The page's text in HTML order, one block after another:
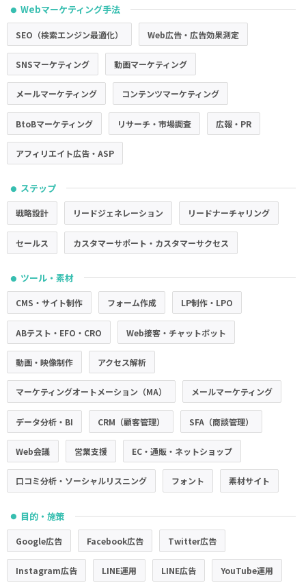
● Webマーケティング手法
SEO（検索エンジン最適化） Web広告・広告効果測定
SNSマーケティング 動画マーケティング
メールマーケティング コンテンツマーケティング
BtoBマーケティング リサーチ・市場調査 広報・PR
アフィリエイト広告・ASP
● ステップ
戦略設計 リードジェネレーション リードナーチャリング
セールス カスタマーサポート・カスタマーサクセス
● ツール・素材
CMS・サイト制作 フォーム作成 LP制作・LPO
ABテスト・EFO・CRO Web接客・チャットボット
動画・映像制作 アクセス解析
マーケティングオートメーション（MA） メールマーケティング
データ分析・BI CRM（顧客管理） SFA（商談管理）
Web会議 営業支援 EC・通販・ネットショップ
口コミ分析・ソーシャルリスニング フォント 素材サイト
● 目的・施策
Google広告 Facebook広告 Twitter広告
Instagram広告 LINE運用 LINE広告 YouTube運用